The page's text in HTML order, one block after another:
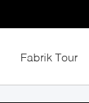
Fabrik Tour